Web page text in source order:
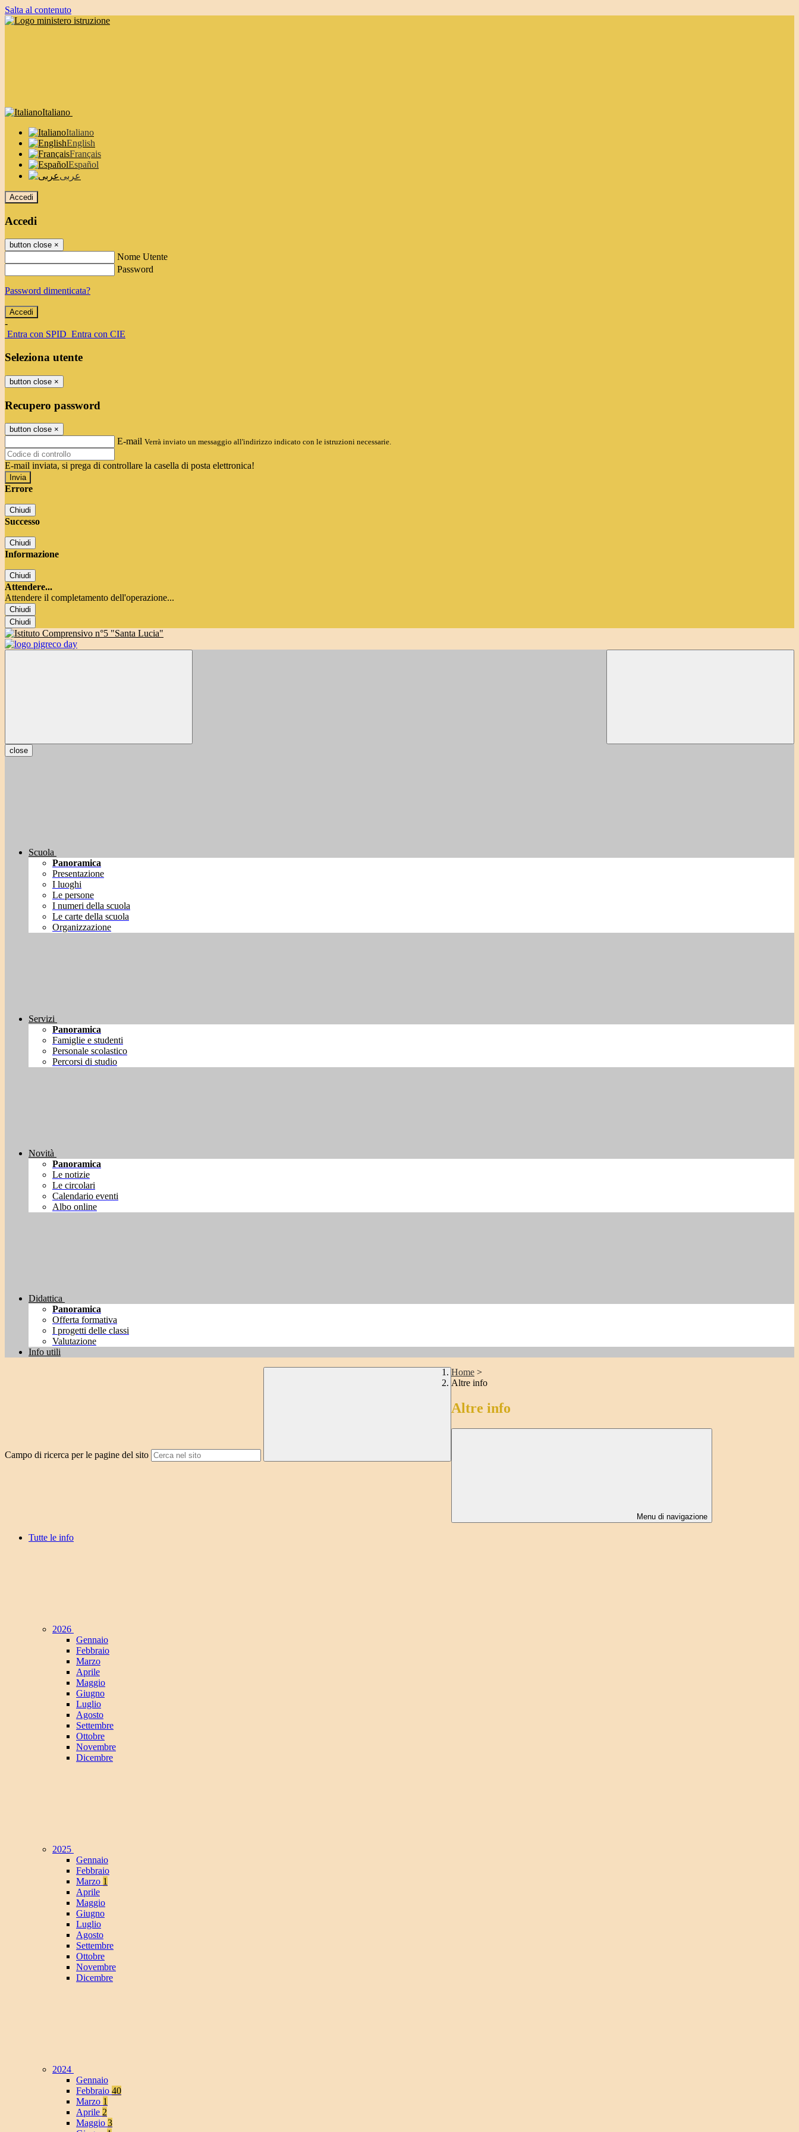
Salta al contenuto
Italiano
Italiano
English
Français
Español
عربى
Accedi
Accedi
button close ×
Nome Utente
Password
Password dimenticata?
-
Entra con SPID Entra con CIE
Seleziona utente
button close ×
Recupero password
button close ×
E-mail Verrà inviato un messaggio all'indirizzo indicato con le istruzioni necessarie.
E-mail inviata, si prega di controllare la casella di posta elettronica!
Errore
Chiudi
Successo
Chiudi
Informazione
Chiudi
Attendere...
Attendere il completamento dell'operazione...
Chiudi
Chiudi
close
Scuola
Panoramica
Presentazione
I luoghi
Le persone
I numeri della scuola
Le carte della scuola
Organizzazione
Servizi
Panoramica
Famiglie e studenti
Personale scolastico
Percorsi di studio
Novità
Panoramica
Le notizie
Le circolari
Calendario eventi
Albo online
Didattica
Panoramica
Offerta formativa
I progetti delle classi
Valutazione
Info utili
Campo di ricerca per le pagine del sito
Home >
Altre info
Altre info
Menu di navigazione
Tutte le info
2026
Gennaio
Febbraio
Marzo
Aprile
Maggio
Giugno
Luglio
Agosto
Settembre
Ottobre
Novembre
Dicembre
2025
Gennaio
Febbraio
Marzo 1
Aprile
Maggio
Giugno
Luglio
Agosto
Settembre
Ottobre
Novembre
Dicembre
2024
Gennaio
Febbraio 40
Marzo 1
Aprile 2
Maggio 3